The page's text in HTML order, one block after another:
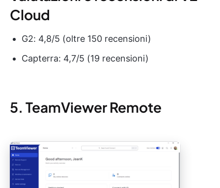
Cloud
G2: 4,8/5 (oltre 150 recensioni)
Capterra: 4,7/5 (19 recensioni)
5. TeamViewer Remote